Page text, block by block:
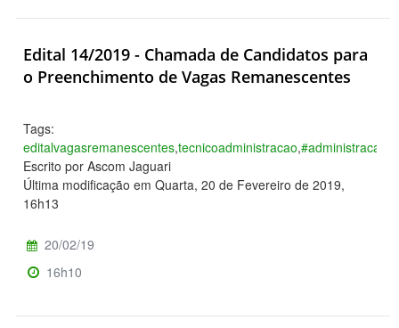
Edital 14/2019 - Chamada de Candidatos para
o Preenchimento de Vagas Remanescentes
Tags:
editalvagasremanescentes,tecnicoadministracao,#administracao
Escrito por Ascom Jaguari
Última modificação em Quarta, 20 de Fevereiro de 2019,
16h13
20/02/19
16h10